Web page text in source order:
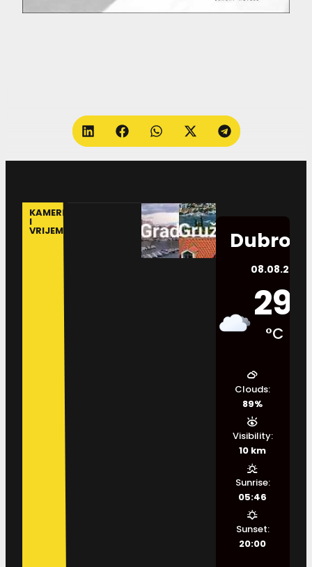
KAMERE
I
VRIJEME
08.08.2026.
29
°C
Clouds:
89%
Visibility:
10 km
Sunrise:
05:46
Sunset:
20:00